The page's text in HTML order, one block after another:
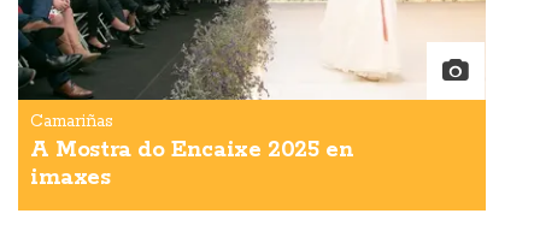
Camariñas
A Mostra do Encaixe 2025 en
imaxes